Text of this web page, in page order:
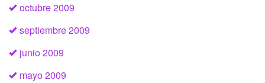
octubre 2009
septiembre 2009
junio 2009
mayo 2009